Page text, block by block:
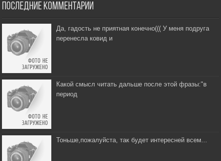
Последние комментарии
Да, гадость не приятная конечно((( У меня подруга
перенесла ковид и
Какой смысл читать дальше после этой фразы:"в
период
Тоньше,пожалуйста, так будет интересней всем...